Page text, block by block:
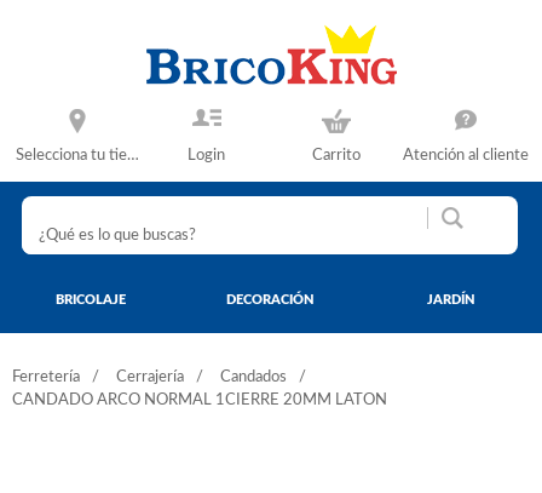
Selecciona tu tienda Login Carrito Atención al cliente
BRICOLAJE DECORACIÓN JARDÍN
Ferretería Cerrajería
Candados
CANDADO ARCO NORMAL 1CIERRE 20MM LATON